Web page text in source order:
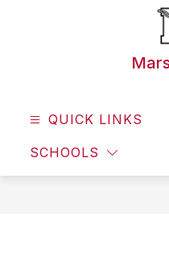
QUICK LINKS
SCHOOLS